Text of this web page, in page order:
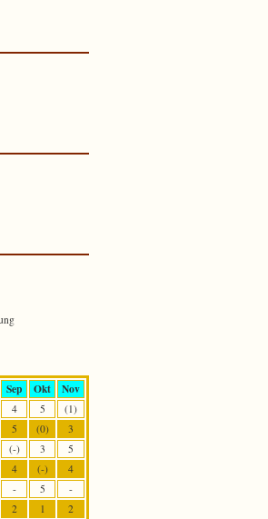
Sep Okt Nov
4 5
(1)
5 (0)
3
(-) 3
5
4 (-)
4
- 5
-
2 1 2